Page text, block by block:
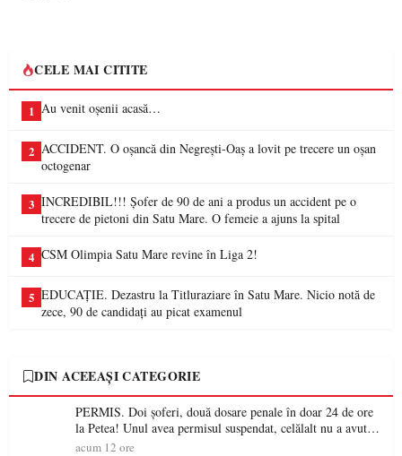
CELE MAI CITITE
1 Au venit oșenii acasă…
2 ACCIDENT. O oșancă din Negrești-Oaș a lovit pe trecere un oșan
octogenar
3 INCREDIBIL!!! Șofer de 90 de ani a produs un accident pe o
trecere de pietoni din Satu Mare. O femeie a ajuns la spital
4 CSM Olimpia Satu Mare revine în Liga 2!
5 EDUCAȚIE. Dezastru la Titluraziare în Satu Mare. Nicio notă de
zece, 90 de candidați au picat examenul
DIN ACEEAȘI CATEGORIE
PERMIS. Doi șoferi, două dosare penale în doar 24 de ore
la Petea! Unul avea permisul suspendat, celălalt nu a avut
niciodată permis
acum 12 ore